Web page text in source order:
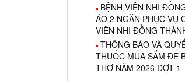
BỆNH VIỆN NHI
ÁO 2 NGĂN PHỤC VỤ
VIÊN NHI ĐỒNG
THÔNG BÁO VÀ
THUỐC MUA SẮM ĐỂ
THƠ NĂM 2026 ĐỢT 1